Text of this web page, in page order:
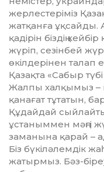
жерлестеріміз
жатқанға ұқсайды. Ал
қадірін біздің
жүріп, сезінбей
өкілдерінен талап
Қазақта «Сабыр
Жалпы хал­қымыз –
қанағат тұтатын,
Құдайдай
ұстаныммен мәңгі
заманына қарай –
Біз бүкілә­лем­дік
жатырмыз. Бәз-